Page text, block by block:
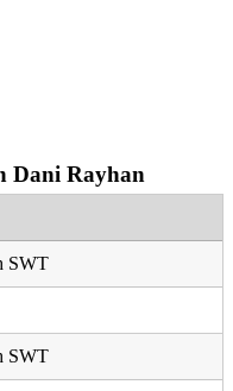
Dani Rayhan
SWT
SWT